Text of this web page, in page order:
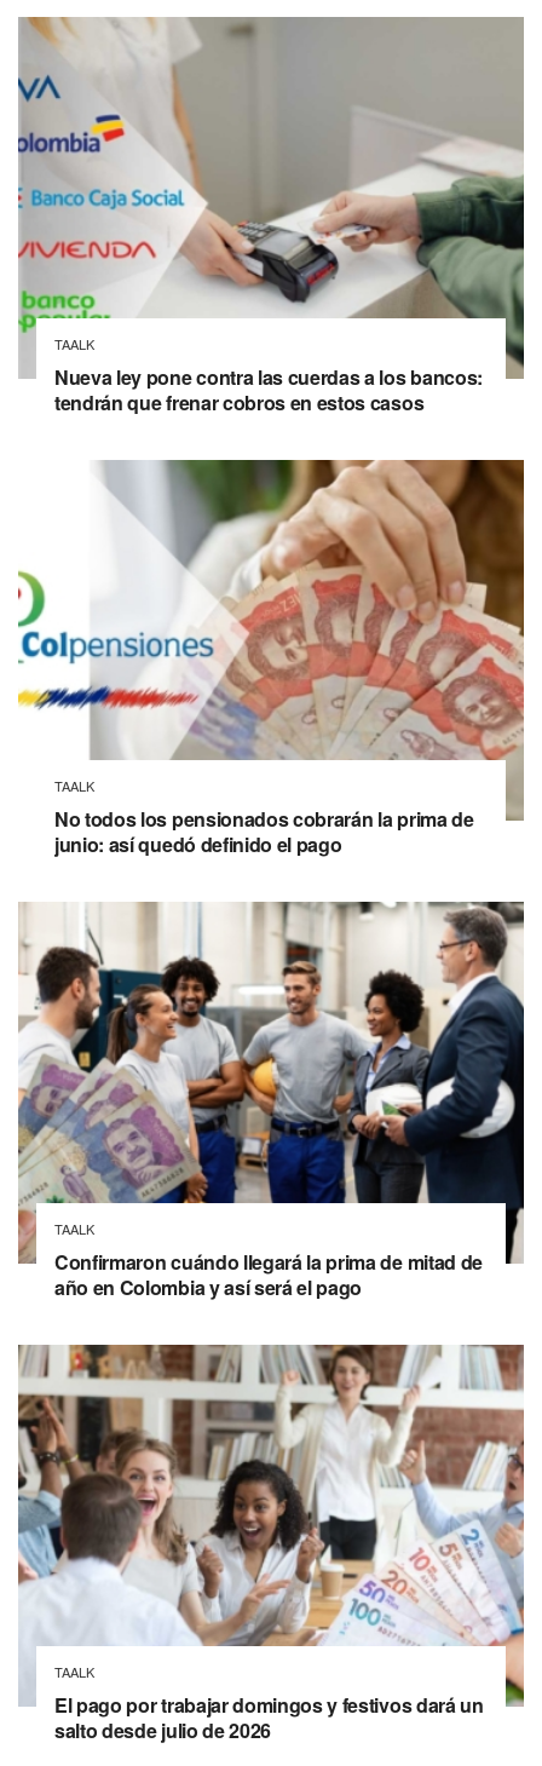
TAALK
Nueva ley pone contra las cuerdas a los bancos:
tendrán que frenar cobros en estos casos
TAALK
No todos los pensionados cobrarán la prima de
junio: así quedó definido el pago
TAALK
Confirmaron cuándo llegará la prima de mitad de
año en Colombia y así será el pago
TAALK
El pago por trabajar domingos y festivos dará un
salto desde julio de 2026